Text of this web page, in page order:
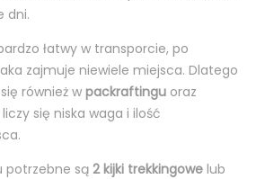
dni.
łatwy w transporcie, po
zajmuje niewiele miejsca. Dlatego
również w packraftingu oraz
się niska waga i ilość
potrzebne są 2 kijki trekkingowe lub